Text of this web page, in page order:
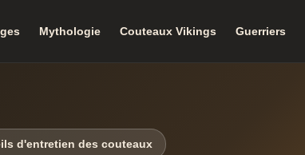
Mythologie Couteaux Vikings Guerriers
d'entretien des couteaux